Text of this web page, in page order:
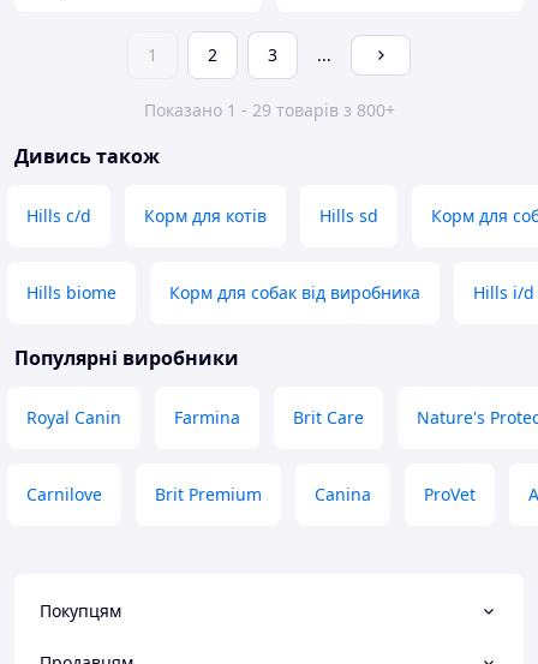
1 2 3 ...
Показано 1 - 29 товарів з 800+
Дивись також
Hills c/d Корм для котів Hills sd Корм для
Hills biome Корм для собак від виробника Hills i/
Популярні виробники
Royal Canin Farmina Brit Care Nature's
Carnilove Brit Premium Canina ProVet
Покупцям